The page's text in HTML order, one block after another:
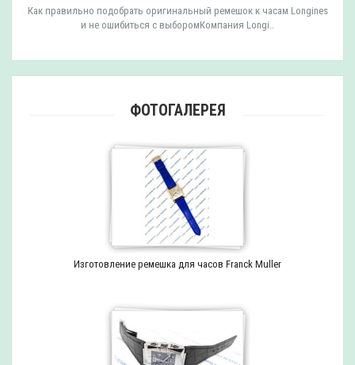
Как правильно подобрать оригинальный ремешок к часам Longines
и не ошибиться с выборомКомпания Longi..
ФОТОГАЛЕРЕЯ
Изготовление ремешка для часов Franck Muller